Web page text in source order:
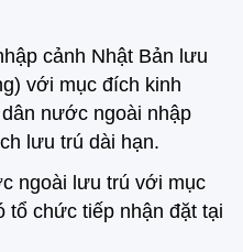
cảnh Nhật Bản lưu
với mục đích kinh
nước ngoài nhập
lưu trú dài hạn.
ngoài lưu trú với mục
tổ chức tiếp nhận đặt tại